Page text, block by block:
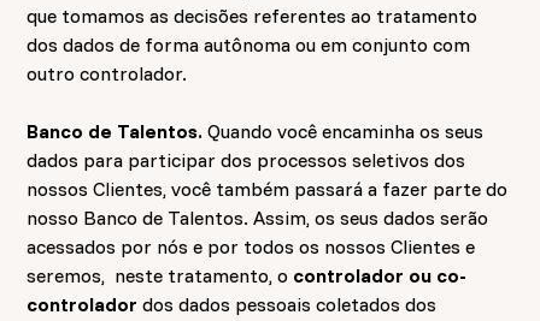
que tomamos as decisões referentes ao tratamento
dos dados de forma autônoma ou em conjunto com
outro controlador.
Banco de Talentos. Quando você encaminha os seus
dados para participar dos processos seletivos dos
nossos Clientes, você também passará a fazer parte do
nosso Banco de Talentos. Assim, os seus dados serão
acessados por nós e por todos os nossos Clientes e
seremos, neste tratamento, o controlador ou co-
controlador dos dados pessoais coletados dos